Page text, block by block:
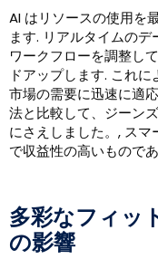
AI はリソースの使用を
ます. リアルタイムのデ
ワークフローを調整し
ドアップします. これ
市場の需要に迅速に適
法と比較して、ジーン
にさえしました。, ス
で収益性の高いもので
多彩なフィッ
の影響